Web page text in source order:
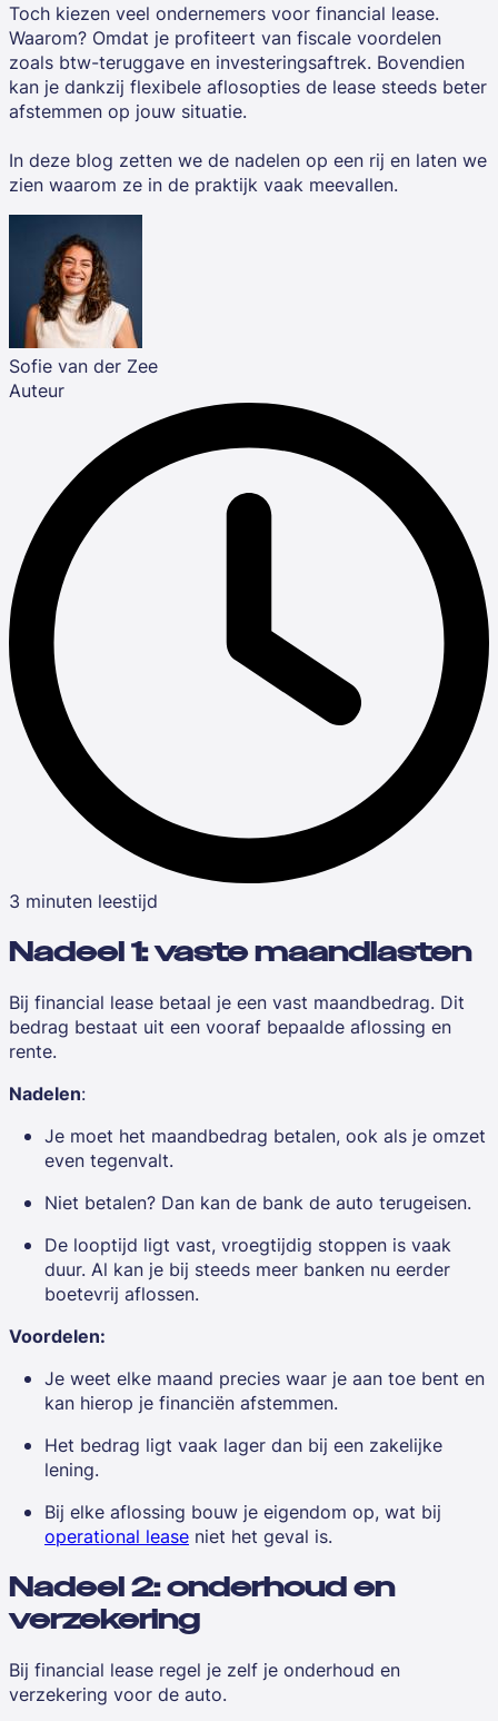
Toch kiezen veel ondernemers voor financial lease.
Waarom? Omdat je profiteert van fiscale voordelen
zoals btw-teruggave en investeringsaftrek. Bovendien
kan je dankzij flexibele aflosopties de lease steeds beter
afstemmen op jouw situatie.
In deze blog zetten we de nadelen op een rij en laten we
zien waarom ze in de praktijk vaak meevallen.
Sofie van der Zee
Auteur
3 minuten leestijd
Nadeel 1: vaste maandlasten
Bij financial lease betaal je een vast maandbedrag. Dit
bedrag bestaat uit een vooraf bepaalde aflossing en
rente.
Nadelen:
Je moet het maandbedrag betalen, ook als je omzet
even tegenvalt.
Niet betalen? Dan kan de bank de auto terugeisen.
De looptijd ligt vast, vroegtijdig stoppen is vaak
duur. Al kan je bij steeds meer banken nu eerder
boetevrij aflossen.
Voordelen:
Je weet elke maand precies waar je aan toe bent en
kan hierop je financiën afstemmen.
Het bedrag ligt vaak lager dan bij een zakelijke
lening.
Bij elke aflossing bouw je eigendom op, wat bij
operational lease niet het geval is.
Nadeel 2: onderhoud en
verzekering
Bij financial lease regel je zelf je onderhoud en
verzekering voor de auto.